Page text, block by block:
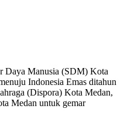
Daya Manusia (SDM) Kota
Indonesia Emas ditahun
(Dispora) Kota Medan,
Medan untuk gemar